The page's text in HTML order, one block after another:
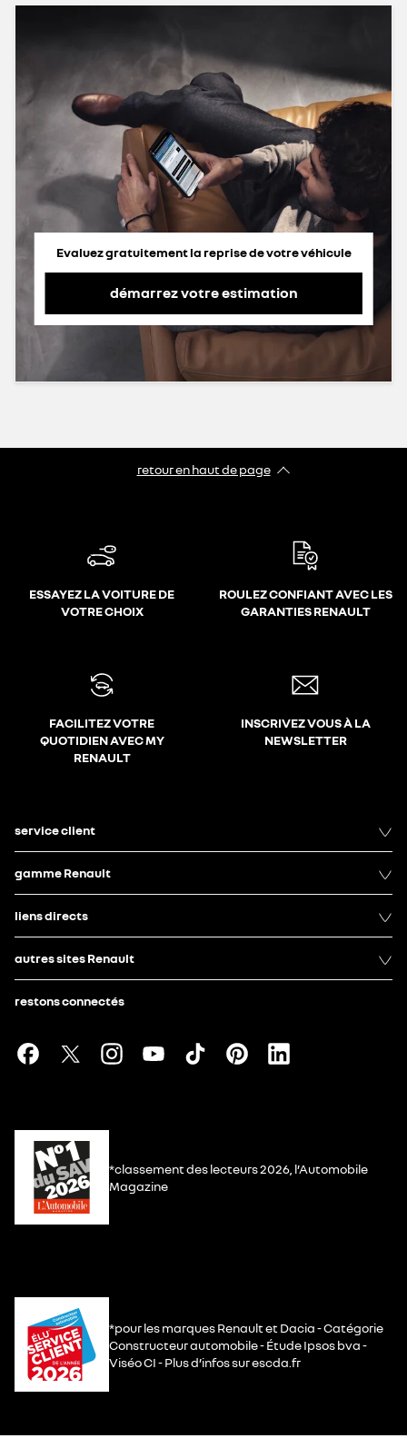
Evaluez gratuitement la reprise de votre véhicule
démarrez votre estimation
retour en haut de page​
ESSAYEZ LA VOITURE DE
VOTRE CHOIX
ROULEZ CONFIANT AVEC LES
GARANTIES RENAULT
FACILITEZ VOTRE
QUOTIDIEN AVEC MY
RENAULT
INSCRIVEZ VOUS À LA
NEWSLETTER
service client
gamme Renault
liens directs
autres sites Renault
restons connectés
*classement des lecteurs 2026, l’Automobile
Magazine
*pour les marques Renault et Dacia - Catégorie
Constructeur automobile - Étude Ipsos bva -
Viséo CI - Plus d’infos sur escda.fr